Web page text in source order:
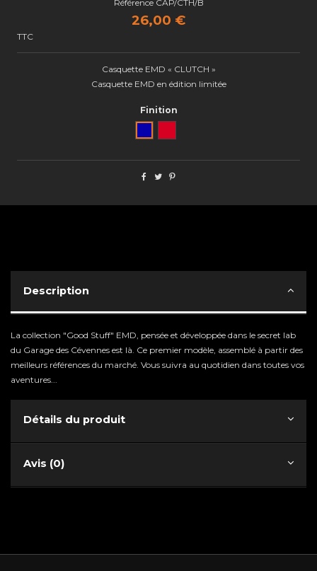
Référence CAP/CTH/B
26,00 €
TTC
Casquette EMD « CLUTCH »
Casquette EMD en édition limitée
Finition
Description
La collection "Good Stuff" EMD, pensée et développée dans le secret lab
du Garage des Cévennes est là. Ce premier modèle, assemblé à partir des
meilleurs références du marché. Vous suivra au quotidien dans toutes vos
aventures...
Détails du produit
Avis (0)